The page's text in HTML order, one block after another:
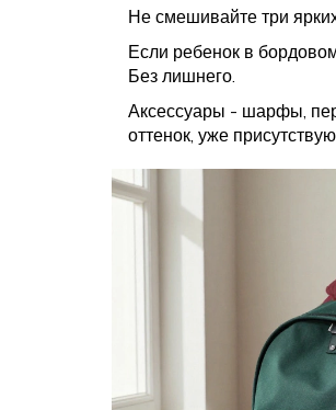
Не смешивайте три
Если ребенок в
Без лишнего.
Аксессуары - шарфы,
оттенок, уже